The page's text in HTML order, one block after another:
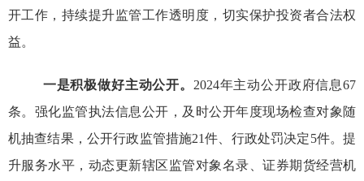
开工作， 持续提升监管工作透明度 ， 切实保护投资者合法权
益。
一是积极做好主动公开。 2024年主动公开政府信息67
条。 强化监管执法信息公开， 及时公开年度现场检查对象随
机抽查结果，公开行政监管措施21件、行政处罚决定5件。提
升服务水平， 动态更新辖区监管对象名录、证券期货经营机